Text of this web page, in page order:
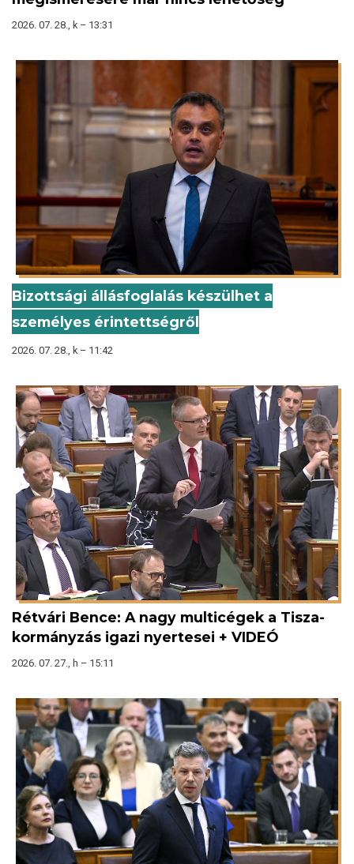
2026. 07. 28., k – 13:31
Bizottsági állásfoglalás készülhet a
személyes érintettségről
2026. 07. 28., k – 11:42
Rétvári Bence: A nagy multicégek a Tisza-
kormányzás igazi nyertesei + VIDEÓ
2026. 07. 27., h – 15:11